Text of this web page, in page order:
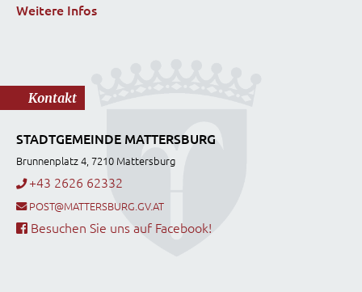
Weitere Infos
Kontakt
STADTGEMEINDE MATTERSBURG
Brunnenplatz 4, 7210 Mattersburg
+43 2626 62332
POST@MATTERSBURG.GV.AT
Besuchen Sie uns auf Facebook!